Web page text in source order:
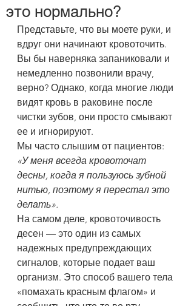
это нормально?
Представьте, что вы моете руки, и
вдруг они начинают кровоточить.
Вы бы наверняка запаниковали и
немедленно позвонили врачу,
верно? Однако, когда многие люди
видят кровь в раковине после
чистки зубов, они просто смывают
ее и игнорируют.
Мы часто слышим от пациентов:
«У меня всегда кровоточат
десны, когда я пользуюсь зубной
нитью, поэтому я перестал это
делать».
На самом деле, кровоточивость
десен — это один из самых
надежных предупреждающих
сигналов, которые подает ваш
организм. Это способ вашего тела
«помахать красным флагом» и